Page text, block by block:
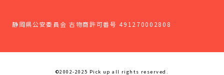
静岡県公安委員会 古物商許可番号 491270002808
©2002-2025 Pick up all rights reserved.